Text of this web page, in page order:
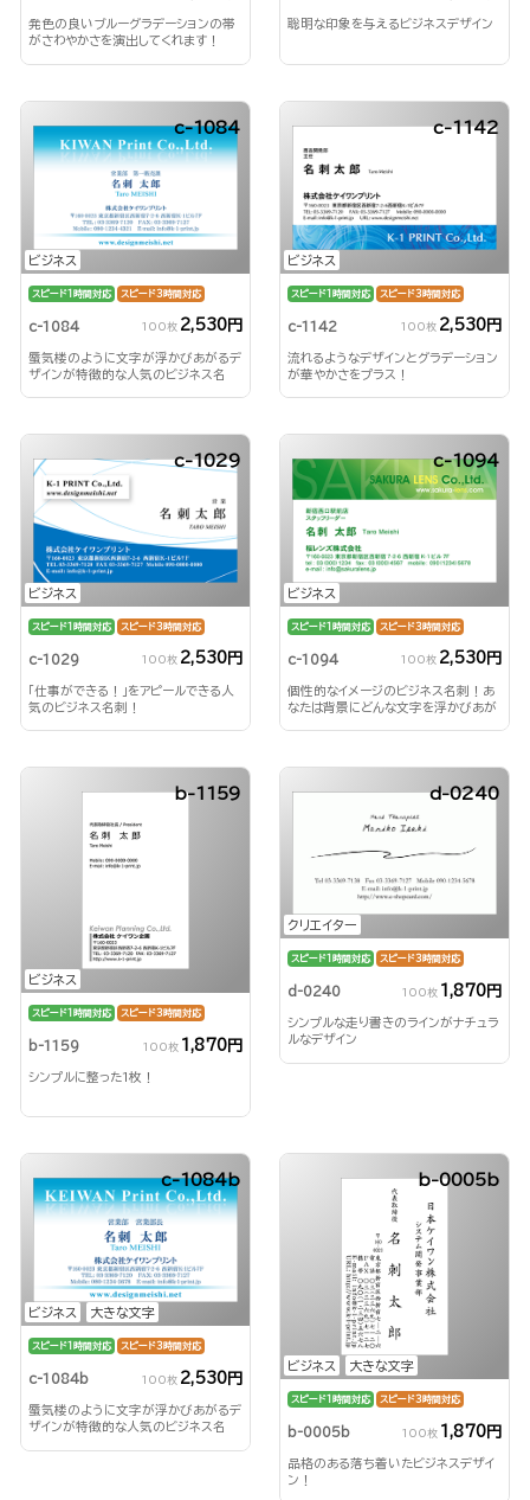
発色の良いブルーグラデーションの帯
がさわやかさを演出してくれます！
聡明な印象を与えるビジネスデザイン
ビジネス
c-1084
スピード1時間対応 スピード3時間対応
c-1084 100枚 2,530円
蜃気楼のように文字が浮かびあがるデ
ザインが特徴的な人気のビジネス名
ビジネス
c-1142
スピード1時間対応 スピード3時間対応
c-1142 100枚 2,530円
流れるようなデザインとグラデーション
が華やかさをプラス！
ビジネス
c-1029
スピード1時間対応 スピード3時間対応
c-1029 100枚 2,530円
「仕事ができる！」をアピールできる人
気のビジネス名刺！
ビジネス
c-1094
スピード1時間対応 スピード3時間対応
c-1094 100枚 2,530円
個性的なイメージのビジネス名刺！あ
なたは背景にどんな文字を浮かびあが
ビジネス
b-1159
スピード1時間対応 スピード3時間対応
b-1159 100枚 1,870円
シンプルに整った1枚！
クリエイター
d-0240
スピード1時間対応 スピード3時間対応
d-0240 100枚 1,870円
シンプルな走り書きのラインがナチュラ
ルなデザイン
ビジネス 大きな文字
c-1084b
スピード1時間対応 スピード3時間対応
c-1084b 100枚 2,530円
蜃気楼のように文字が浮かびあがるデ
ザインが特徴的な人気のビジネス名
ビジネス 大きな文字
b-0005b
スピード1時間対応 スピード3時間対応
b-0005b 100枚 1,870円
品格のある落ち着いたビジネスデザイ
ン！